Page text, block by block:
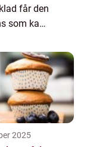
får den
som kan
i
2025